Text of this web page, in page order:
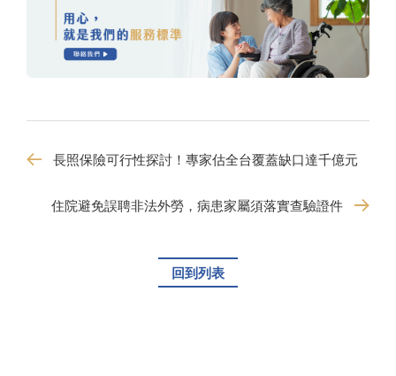
長照保險可行性探討！專家估全台覆蓋缺口達千億元
住院避免誤聘非法外勞，病患家屬須落實查驗證件
回到列表